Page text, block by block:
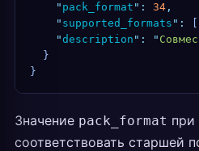
    "
pack_format " : 34 ,
    "
supported_formats " :
    "
description " : "
  }
}
Значение pack_format
соответствовать старшей